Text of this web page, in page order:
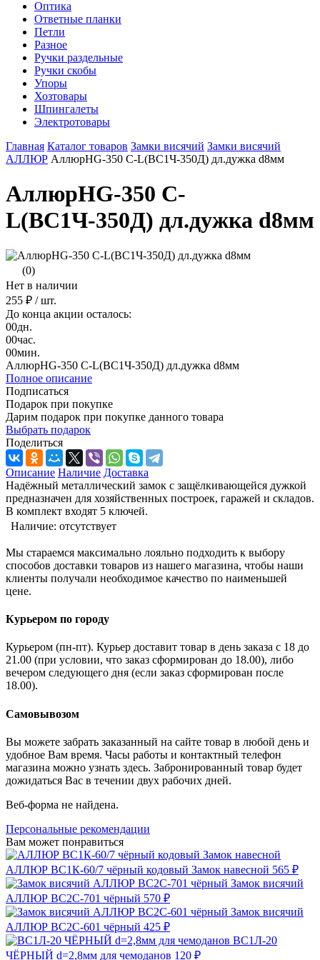
Оптика
Ответные планки
Петли
Разное
Ручки раздельные
Ручки скобы
Упоры
Хозтовары
Шпингалеты
Электротовары
Главная Каталог товаров Замки висячий Замки висячий
АЛЛЮР АллюрHG-350 C-L(BC1Ч-350Д) дл.дужка d8мм
АллюрHG-350 C-
L(BC1Ч-350Д) дл.дужка d8мм
(0)
Нет в наличии
255 ₽ / шт.
До конца акции осталось:
00дн.
00час.
00мин.
АллюрHG-350 C-L(BC1Ч-350Д) дл.дужка d8мм
Полное описание
Подписаться
Подарок при покупке
Дарим подарок при покупке данного товара
Выбрать подарок
Поделиться
Описание Наличие Доставка
Надёжный металлический замок с защёлкивающейся дужкой
предназначен для хозяйственных построек, гаражей и складов.
В комплект входят 5 ключей.
Наличие: отсутствует
Мы стараемся максимально лояльно подходить к выбору
способов доставки товаров из нашего магазина, чтобы наши
клиенты получали необходимое качество по наименьшей
цене.
Курьером по городу
Курьером (пн-пт). Курьер доставит товар в день заказа с 18 до
21.00 (при условии, что заказ сформирован до 18.00), либо
вечером следующего дня (если заказ сформирован после
18.00).
Самовывозом
Вы можете забрать заказанный на сайте товар в любой день и
удобное Вам время. Часы работы и контактный телефон
магазина можно узнать здесь. Забронированный товар будет
дожидаться Вас в течении двух рабочих дней.
Веб-форма не найдена.
Персональные рекомендации
Вам может понравиться
АЛЛЮР ВС1К-60/7 чёрный кодовый Замок навесной 565 ₽
Замок висячий
АЛЛЮР ВС2С-701 чёрный 570 ₽
Замок висячий
АЛЛЮР ВС2С-601 чёрный 425 ₽
ВС1Л-20
ЧЁРНЫЙ d=2,8мм для чемоданов 120 ₽